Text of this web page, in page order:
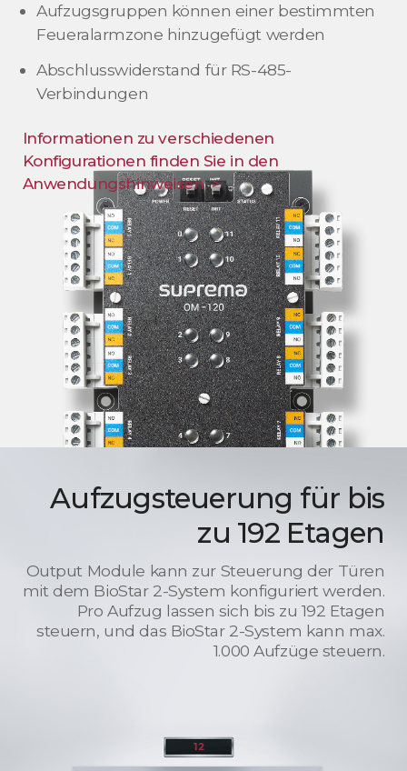
Aufzugsgruppen können einer bestimmten
Feueralarmzone hinzugefügt werden
Abschlusswiderstand für RS-485-
Verbindungen
Informationen zu verschiedenen
Konfigurationen finden Sie in den
Anwendungshinweisen. >
Aufzugsteuerung für bis
zu 192 Etagen
Output Module kann zur Steuerung der Türen
mit dem BioStar 2-System konfiguriert werden.
Pro Aufzug lassen sich bis zu 192 Etagen
steuern, und das BioStar 2-System kann max.
1.000 Aufzüge steuern.